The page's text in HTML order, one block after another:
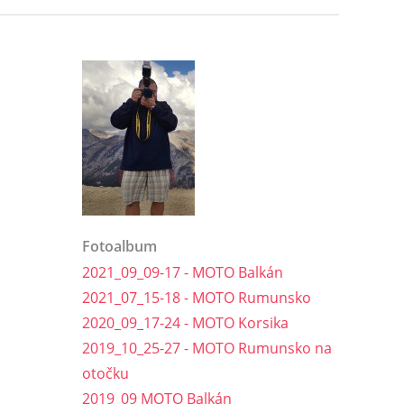
Fotoalbum
2021_09_09-17 - MOTO Balkán
2021_07_15-18 - MOTO Rumunsko
2020_09_17-24 - MOTO Korsika
2019_10_25-27 - MOTO Rumunsko na
otočku
2019_09 MOTO Balkán